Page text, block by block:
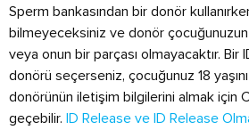
Sperm bankasından bir donör
bilmeyeceksiniz ve donör çocuğunuzun
veya onun bir parçası olmayacaktır. Bir
donörü seçerseniz, çocuğunuz 18
donörünün iletişim bilgilerini almak için
geçebilir. ID Release ve ID Release